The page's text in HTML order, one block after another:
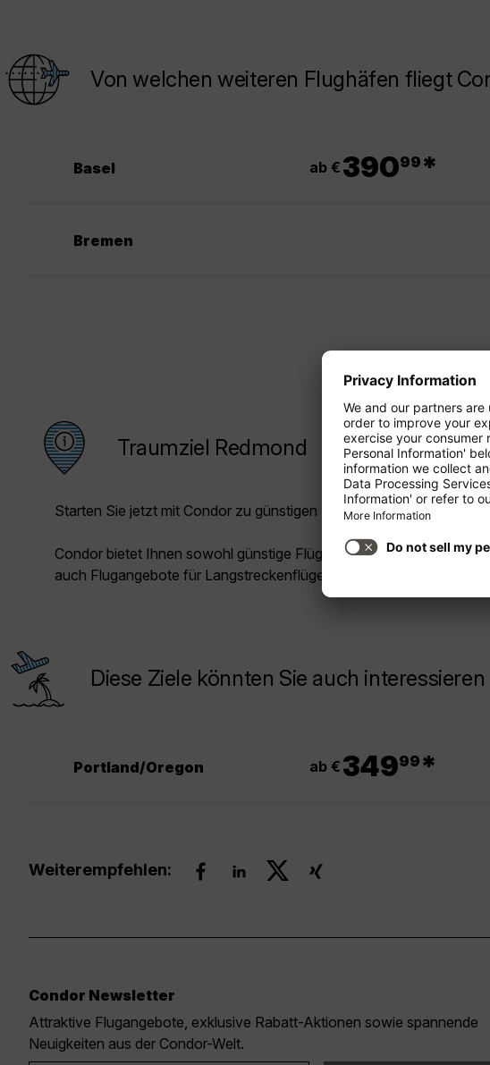
Von welchen weiteren Flughäfen fliegt
Basel ab € 39099 *
Bremen
Traumziel Redmond
Starten Sie jetzt mit Condor zu günstigen Preisen in Ihren Urlaub!
Condor bietet Ihnen sowohl günstige Flüge für die Kurz- und
auch Flugangebote für Langstreckenflüge.
Diese Ziele könnten Sie auch interessieren
Portland/Oregon ab € 34999 *
Weiterempfehlen:
Condor Newsletter
Attraktive Flugangebote, exklusive Rabatt-Aktionen sowie spannende
Neuigkeiten aus der Condor-Welt.